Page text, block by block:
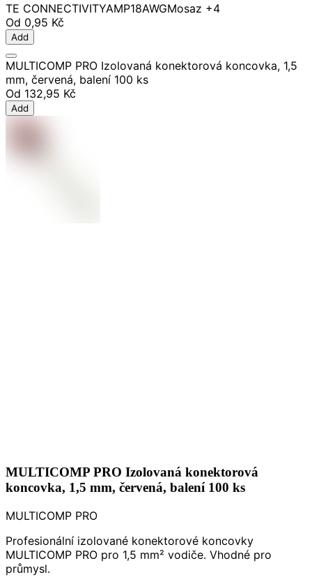
TE CONNECTIVITYAMP18AWGMosaz +4
Od 0,95 Kč
Add
MULTICOMP PRO Izolovaná konektorová koncovka, 1,5
mm, červená, balení 100 ks
Od 132,95 Kč
Add
MULTICOMP PRO Izolovaná konektorová
koncovka, 1,5 mm, červená, balení 100 ks
MULTICOMP PRO
Profesionální izolované konektorové koncovky
MULTICOMP PRO pro 1,5 mm² vodiče. Vhodné pro
průmysl.